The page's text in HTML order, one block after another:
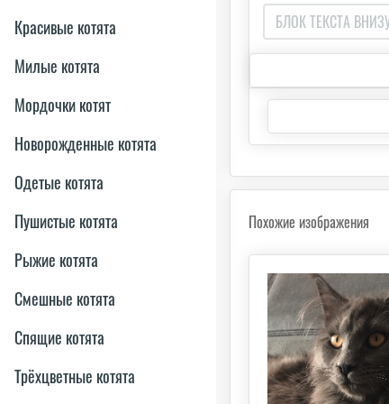
Красивые котята
Милые котята
Мордочки котят
Новорожденные котята
Одетые котята
Пушистые котята
Рыжие котята
Смешные котята
Спящие котята
Трёхцветные котята
Похожие изображения